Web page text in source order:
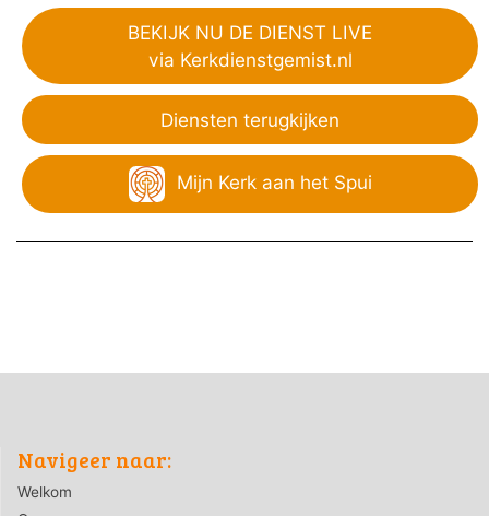
BEKIJK NU DE DIENST LIVE
via Kerkdienstgemist.nl
Diensten terugkijken
Mijn Kerk aan het Spui
Navigeer naar:
Welkom